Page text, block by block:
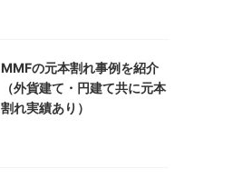
MMFの元本割れ事例を紹介
（外貨建て・円建て共に元本
割れ実績あり）